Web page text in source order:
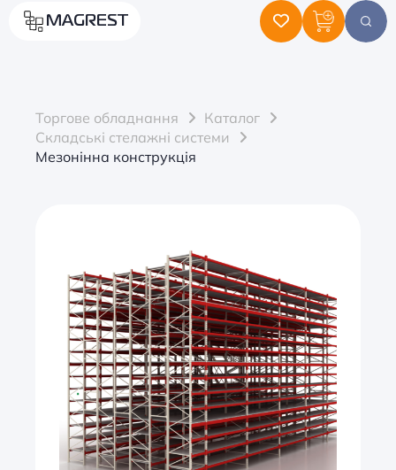
MAGREST
Торгове обладнання
Каталог
Складські стелажні системи
Мезонінна конструкція